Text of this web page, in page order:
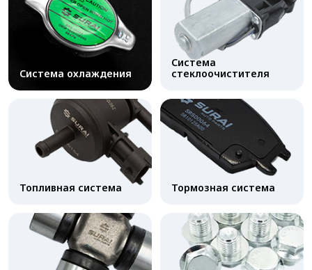
Система охлаждения
Система
стеклоочистителя
Топливная система Тормозная система